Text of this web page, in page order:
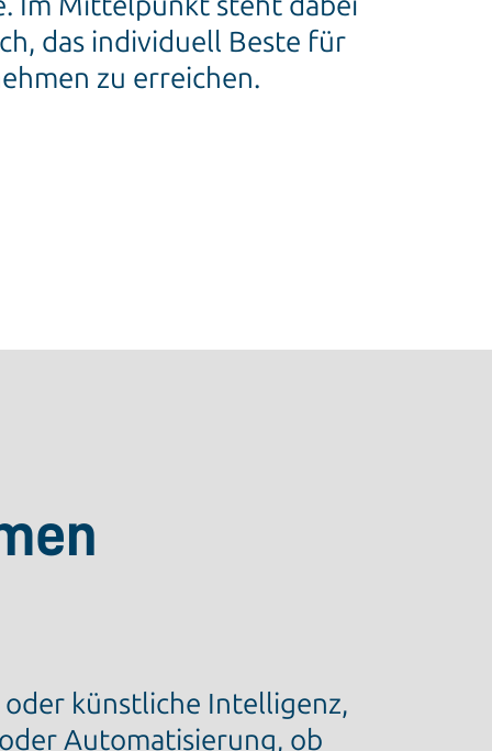
das individuell Beste für
zu erreichen.
künstliche Intelligenz,
Automatisierung, ob